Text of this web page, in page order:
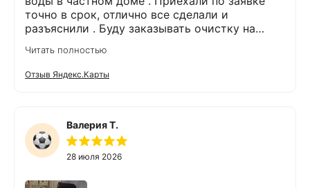
точно в срок, отлично все сделали и
разъяснили . Буду заказывать очистку на
Читать полностью
Отзыв Яндекс.Карты
Валерия Т.
28 июля 2026